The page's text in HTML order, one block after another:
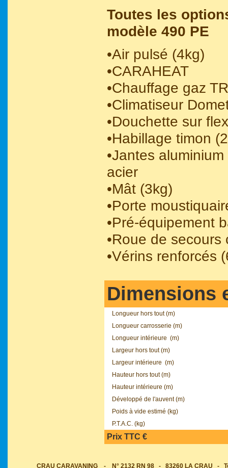
Toutes les
modèle 490 PE
•Air pulsé (4kg)
•CARAHEAT
•Chauffage gaz
•Climatiseur
•Douchette sur
•Habillage timon
•Jantes
acier
•Mât (3kg)
•Porte
•Pré-équipement
•Roue de
•Vérins renforcés
Dimensions
Longueur hors tout (m)
Longueur carrosserie (m)
Longueur intérieure (m)
Largeur hors tout (m)
Largeur intérieure (m)
Hauteur hors tout (m)
Hauteur intérieure (m)
Développé de l'auvent (m)
Poids à vide estimé (kg)
P.T.A.C. (kg)
Prix TTC €
CRAU CARAVANING - N° 2132 RN 98 - 83260 LA CRAU -